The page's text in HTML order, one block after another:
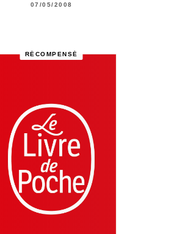
07/05/2008
RÉCOMPENSÉ